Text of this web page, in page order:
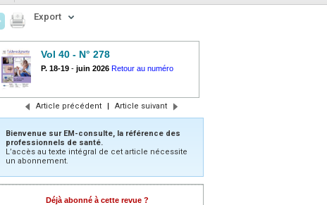
Export
Vol 40 - N° 278
P. 18-19 - juin 2026 Retour au numéro
Article précédent | Article suivant
Bienvenue sur EM-consulte, la référence des
professionnels de santé.
L’accès au texte intégral de cet article nécessite
un abonnement.
Déjà abonné à cette revue ?